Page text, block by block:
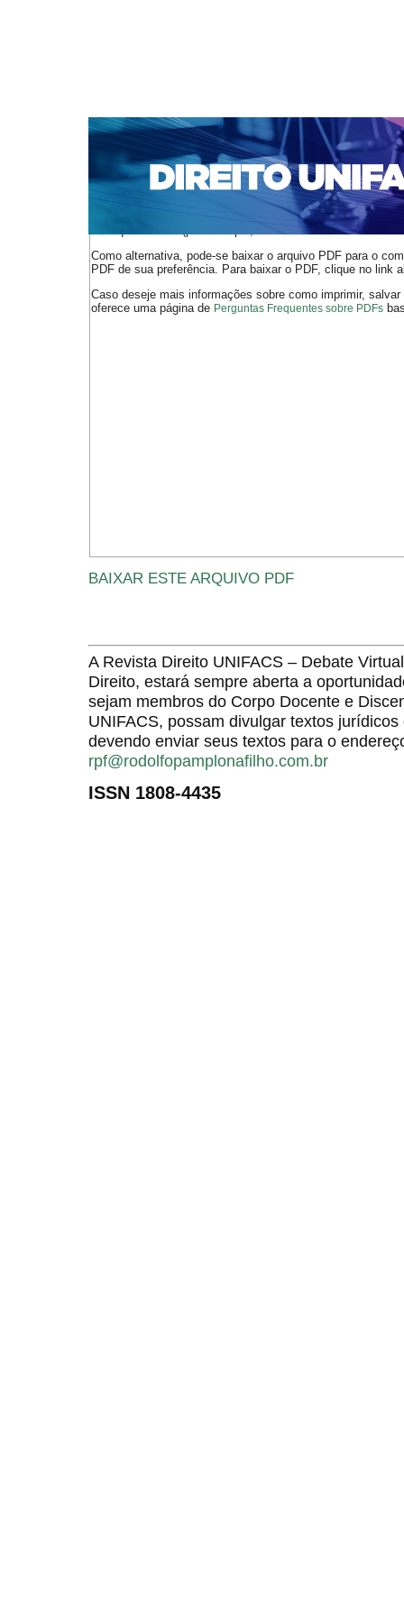
CAPA SOBRE ACESSO CADASTRO
NOTÍCIAS
EDIÇÕES DE Nº 1 A 100 WEBMAIL
Capa>n. 232 (2019) > Nilo de Almeida
O arquivo PDF selecionado deve ser carregado no
de arquivos PDF (por exemplo, uma versão atual do
Como alternativa, pode-se baixar o arquivo PDF para o
PDF de sua preferência. Para baixar o PDF, clique no link
Caso deseje mais informações sobre como imprimir,
oferece uma página de Perguntas Frequentes sobre PDFs
BAIXAR ESTE ARQUIVO PDF
A Revista Direito UNIFACS – Debate
Direito, estará sempre aberta a
sejam membros do Corpo Docente e
UNIFACS, possam divulgar textos
devendo enviar seus textos para o
rpf@rodolfopamplonafilho.com.br
ISSN 1808-4435